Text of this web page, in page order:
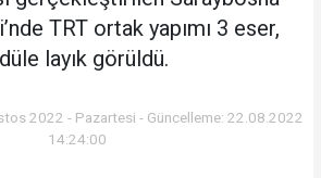
TRT ortak yapımı 3 eser,
layık görüldü.
2022 - Pazartesi - Güncelleme: 22.08.2022
14:24:00